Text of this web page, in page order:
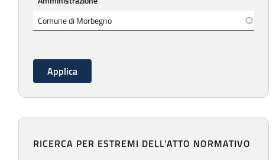
RICERCA PER ESTREMI DELL'ATTO NORMATIVO